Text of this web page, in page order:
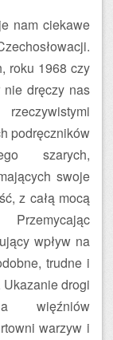
nam ciekawe
roku 1968 czy
dręczy nas
podręczników
szarych,
swoje
z całą mocą
wpływ na
trudne i
drogi
więźniów
warzyw i